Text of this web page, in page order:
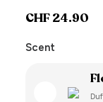
CHF24.90
Scent